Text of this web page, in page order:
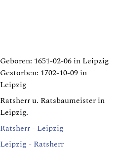
Geboren: 1651-02-06 in Leipzig
Gestorben: 1702-10-09 in
Leipzig
Ratsherr u. Ratsbaumeister in
Leipzig.
Ratsherr - Leipzig
Leipzig - Ratsherr